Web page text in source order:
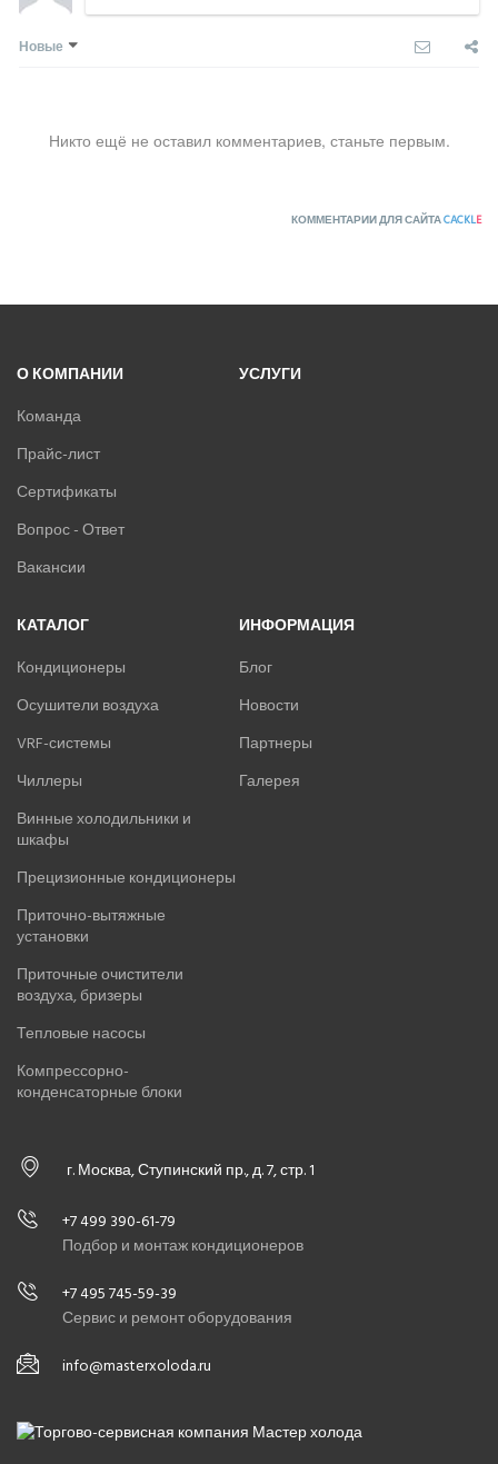
Новые
Никто ещё не оставил комментариев, станьте первым.
КОММЕНТАРИИ ДЛЯ САЙТАCACKLE
О КОМПАНИИ
Команда
Прайс-лист
Сертификаты
Вопрос - Ответ
Вакансии
УСЛУГИ
КАТАЛОГ
Кондиционеры
Осушители воздуха
VRF-системы
Чиллеры
Винные холодильники и
шкафы
Прецизионные кондиционеры
Приточно-вытяжные
установки
Приточные очистители
воздуха, бризеры
Тепловые насосы
Компрессорно-
конденсаторные блоки
ИНФОРМАЦИЯ
Блог
Новости
Партнеры
Галерея
г. Москва, Ступинский пр., д. 7, стр. 1
+7 499 390-61-79
Подбор и монтаж кондиционеров
+7 495 745-59-39
Сервис и ремонт оборудования
info@masterxoloda.ru